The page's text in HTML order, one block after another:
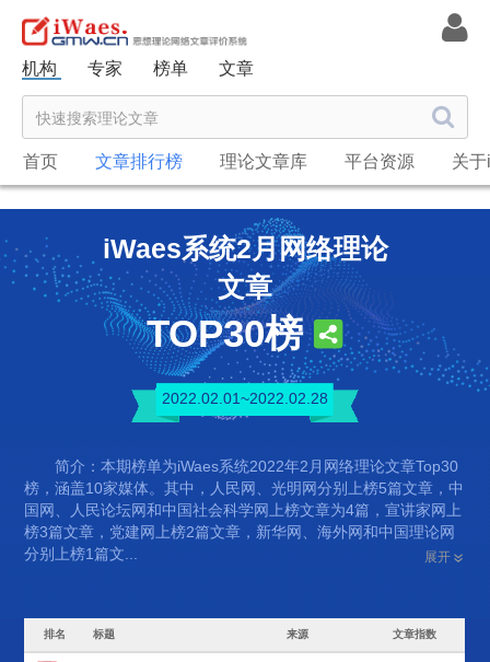
机构 专家 榜单 文章
首页 文章排行榜 理论文章库 平台资源 关
iWaes系统2月网络理论
文章
TOP30榜
2022.02.01~2022.02.28
简介：本期榜单为iWaes系统2022年2月网络理论文章Top30
榜，涵盖10家媒体。其中，人民网、光明网分别上榜5篇文章，中
国网、人民论坛网和中国社会科学网上榜文章为4篇，宣讲家网上
榜3篇文章，党建网上榜2篇文章，新华网、海外网和中国理论网
分别上榜1篇文...
展开
排名 标题 来源 文章指数